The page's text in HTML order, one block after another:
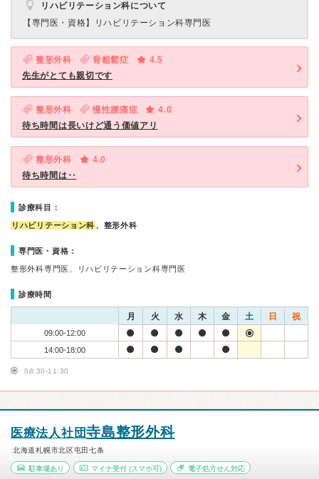
リハビリテーション科について
【専門医・資格】
リハビリテーション科専門医
整形外科 骨粗鬆症
4.5
先生がとても親切です
整形外科 慢性腰痛症
4.0
待ち時間は長いけど通う価値アリ
整形外科
4.0
待ち時間は‥
診療科目：
リハビリテーション科 、整形外科
専門医・資格：
整形外科専門医、リハビリテーション科専門医
診療時間
月 火 水 木 金 土 日 祝
09:00-12:00
14:00-18:00
08:30-11:30
医療法人社団寺島整形外科
北海道札幌市北区屯田七条
駐車場あり マイナ受付(スマホ可) 電子処方せん対応